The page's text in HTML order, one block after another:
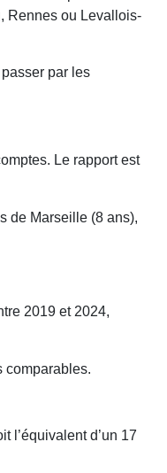
Rennes ou Levallois-
par les
Le rapport est
de Marseille (8 ans),
2019 et 2024,
comparables.
l’équivalent d’un 17